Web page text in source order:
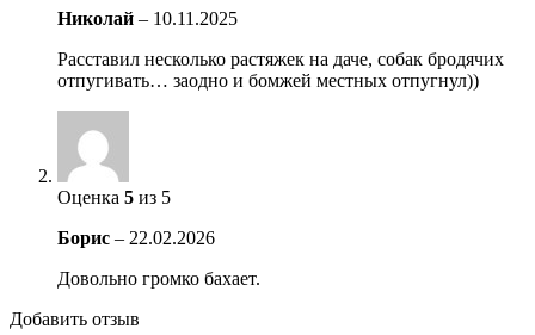
Николай – 10.11.2025
Расставил несколько растяжек на даче, собак бродячих
отпугивать… заодно и бомжей местных отпугнул))
Оценка 5 из 5
Борис – 22.02.2026
Довольно громко бахает.
Добавить отзыв